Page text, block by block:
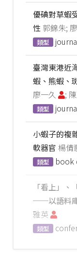
優碘對草蝦
性 郭錦朱;
類型
臺灣東港近
蝦、熊蝦、
廖一久
;
類型
小蝦子的複
軟器官 楊
類型 book
「看上」
──以語料
雅英
類型